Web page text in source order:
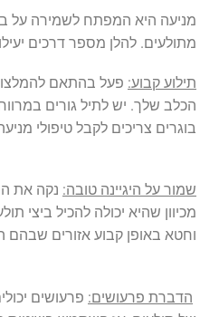
מניעה היא המפתח לשמירה על
מתולעים. להלן מספר דרכים
תילוע קבוע: פעל בהתאם
הכלב שלך. יש לתיל גורים
בוגרים צריכים לקבל טיפולי
שמור על היגיינה טובה: נקה את
מכיוון שהיא יכולה להכיל ביצי
וחטא באופן קבוע אזורים
הדברת פרעושים: פרעושים